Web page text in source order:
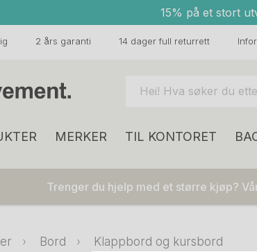
15% på et stort
2 års garanti 14 dager full returrett
MERKER TIL KONTORET
Trenger du hjelp med et større kjøp?
Bord Klappbord og kursbord